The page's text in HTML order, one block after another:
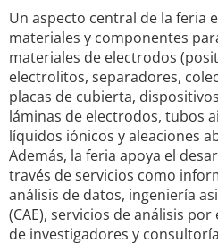
Un aspecto central de la feria
materiales y componentes
materiales de electrodos
electrolitos, separadores,
placas de cubierta,
láminas de electrodos, tubos
líquidos iónicos y aleaciones
Además, la feria apoya el
través de servicios como
análisis de datos, ingeniería
(CAE), servicios de análisis
de investigadores y